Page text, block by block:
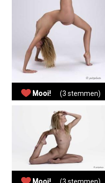
Mooi! (3 stemmen)